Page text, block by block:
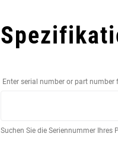
Enter serial number or part number
Suchen Sie die Seriennummer Ihres